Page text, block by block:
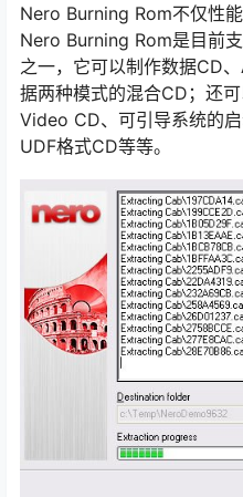
Nero Burning Rom不仅性
Nero Burning Rom是目前
之一，它可以制作数据CD
据两种模式的混合CD；还
Video CD、可引导系统的
UDF格式CD等等。